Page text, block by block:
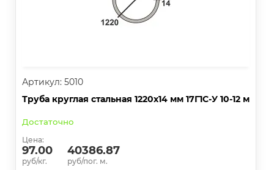
Артикул: 5010
Труба круглая стальная 1220х14 мм 17Г1С-У 10-12 м
Достаточно
Цена:
97.00
руб/кг.
40386.87
руб/пог. м.